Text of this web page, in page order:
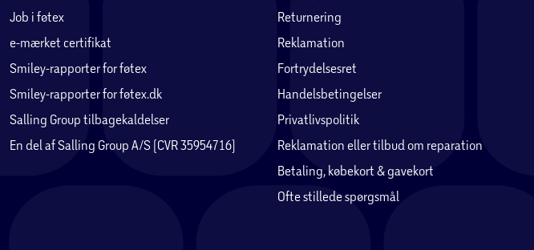
Job i føtex
e-mærket certifikat
Smiley-rapporter for føtex
Smiley-rapporter for føtex.dk
Salling Group tilbagekaldelser
En del af Salling Group A/S (CVR 35954716)
Returnering
Reklamation
Fortrydelsesret
Handelsbetingelser
Privatlivspolitik
Reklamation eller tilbud om reparation
Betaling, købekort & gavekort
Ofte stillede spørgsmål